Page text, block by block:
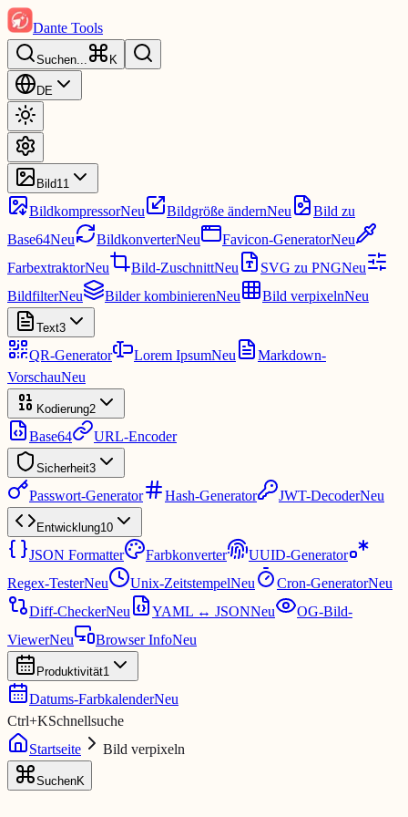
Dante Tools
Suchen... K
DE
Bild11
BildkompressorNeu Bildgröße ändernNeu
Bild zu
Base64Neu BildkonverterNeu Favicon-GeneratorNeu
FarbextraktorNeu Bild-ZuschnittNeu SVG zu PNGNeu
BildfilterNeu Bilder kombinierenNeu Bild verpixelnNeu
Text3
QR-Generator Lorem IpsumNeu
Markdown-
VorschauNeu
Kodierung2
Base64 URL-Encoder
Sicherheit3
Passwort-Generator Hash-Generator JWT-DecoderNeu
Entwicklung10
JSON Formatter Farbkonverter
UUID-Generator
Regex-TesterNeu Unix-ZeitstempelNeu Cron-GeneratorNeu
Diff-CheckerNeu YAML ↔ JSONNeu
OG-Bild-
ViewerNeu Browser InfoNeu
Produktivität1
Datums-FarbkalenderNeu
Ctrl+KSchnellsuche
Startseite
Bild verpixeln
SuchenK